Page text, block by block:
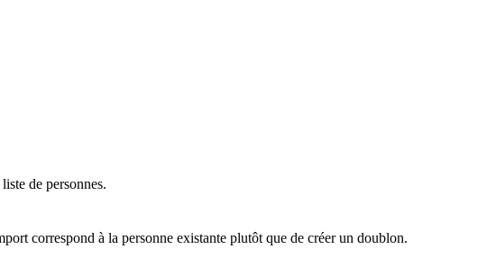
de personnes.
correspond à la personne existante plutôt que de créer un doublon.